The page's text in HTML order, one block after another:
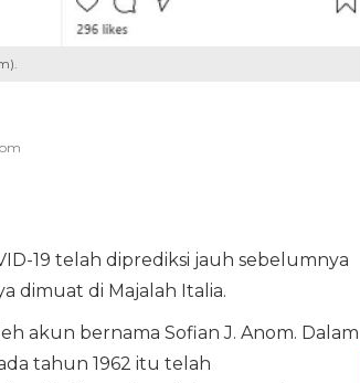
19 telah diprediksi jauh sebelumnya
dimuat di Majalah Italia.
akun bernama Sofian J. Anom. Dalam
tahun 1962 itu telah